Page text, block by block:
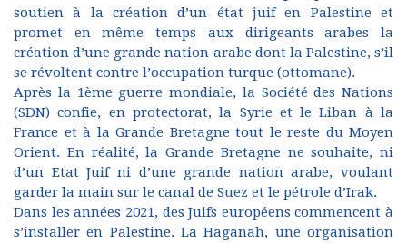
soutien à la création d’un état juif en Palestine et
promet en même temps aux dirigeants arabes la
création d’une grande nation arabe dont la Palestine, s’il
se révoltent contre l’occupation turque (ottomane).
Après la 1ème guerre mondiale, la Société des Nations
(SDN) confie, en protectorat, la Syrie et le Liban à la
France et à la Grande Bretagne tout le reste du Moyen
Orient. En réalité, la Grande Bretagne ne souhaite, ni
d’un Etat Juif ni d’une grande nation arabe, voulant
garder la main sur le canal de Suez et le pétrole d’Irak.
Dans les années 2021, des Juifs européens commencent à
s’installer en Palestine. La Haganah, une organisation